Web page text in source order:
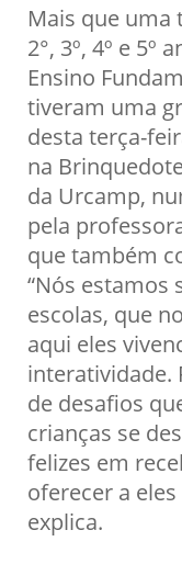
Mais que uma
2°, 3º, 4º e 5º
Ensino
tiveram uma
desta terça-
na
da Urcamp,
pela
que também
“Nós estamos
escolas, que
aqui eles
interatividade.
de desafios
crianças se
felizes em
oferecer a
explica.